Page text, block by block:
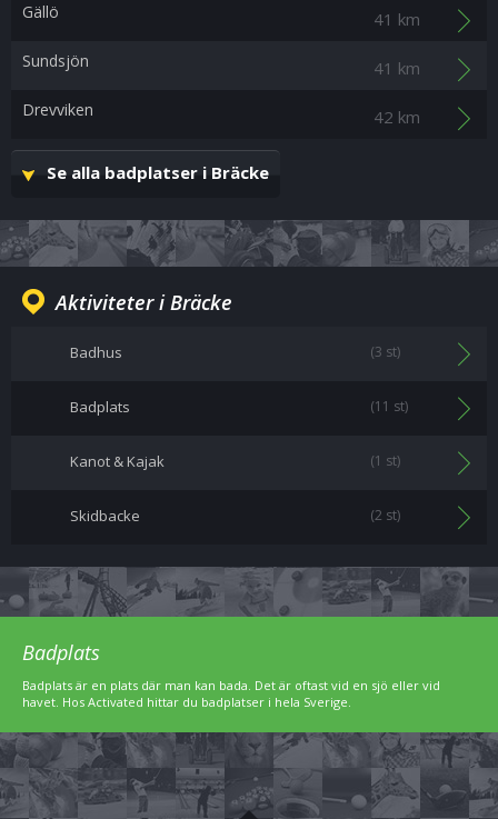
Gällö 41 km
Sundsjön 41 km
Drevviken 42 km
Se alla badplatser i Bräcke
Aktiviteter i Bräcke
Badhus (3 st)
Badplats (11 st)
Kanot & Kajak (1 st)
Skidbacke (2 st)
Badplats
Badplats är en plats där man kan bada. Det är oftast vid en sjö eller vid
havet. Hos Activated hittar du badplatser i hela Sverige.